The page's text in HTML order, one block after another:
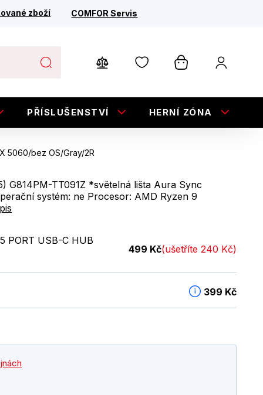
zboží COMFOR Servis
PŘÍSLUŠENSTVÍ HERNÍ ZÓNA
5060/bez OS/Gray/2R
G814PM-TT091Z *světelná lišta Aura Sync
systém: ne Procesor: AMD Ryzen 9
PORT USB-C HUB
499 Kč(ušetříte 240 Kč)
399 Kč